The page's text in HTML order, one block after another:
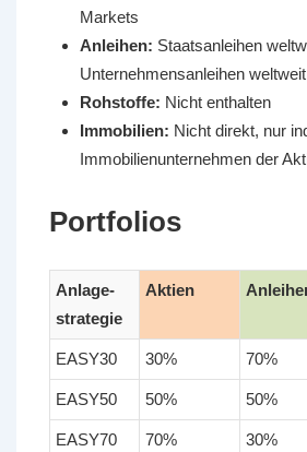
Markets
Anleihen: Staatsanleihen
Unternehmensanleihen weltweit
Rohstoffe: Nicht enthalten
Immobilien: Nicht direkt, nur
Immobilienunternehmen der
Portfolios
Anlage-
strategie
Aktien
EASY30 30% 70%
EASY50 50% 50%
EASY70 70% 30%